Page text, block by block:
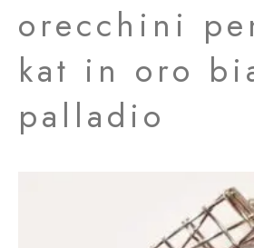
orecchini
kat in oro
palladio